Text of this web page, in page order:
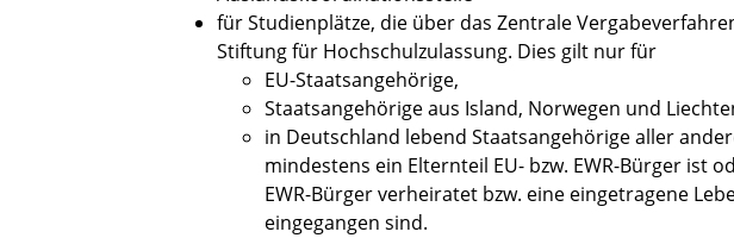
für Studienplätze, die über das Zentrale
Stiftung für Hochschulzulassung. Dies gilt nur für
EU-Staatsangehörige,
Staatsangehörige aus Island, Norwegen und
in Deutschland lebend Staatsangehörige aller
mindestens ein Elternteil EU- bzw. EWR-Bürger ist
EWR-Bürger verheiratet bzw. eine eingetragene
eingegangen sind.